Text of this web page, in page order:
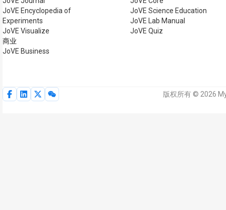
JoVE Encyclopedia of
Experiments
JoVE Visualize
商业
JoVE Business
JoVE Science Education
JoVE Lab Manual
JoVE Quiz
版权所有 © 2026